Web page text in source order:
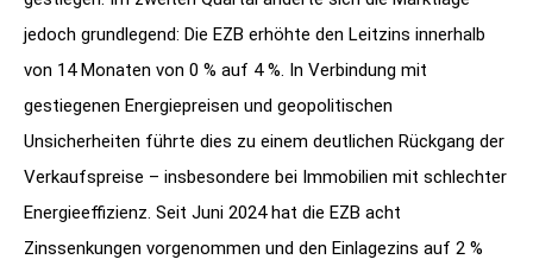
jedoch grundlegend: Die EZB erhöhte den Leitzins innerhalb
von 14 Monaten von 0 % auf 4 %. In Verbindung mit
gestiegenen Energiepreisen und geopolitischen
Unsicherheiten führte dies zu einem deutlichen Rückgang der
Verkaufspreise – insbesondere bei Immobilien mit schlechter
Energieeffizienz. Seit Juni 2024 hat die EZB acht
Zinssenkungen vorgenommen und den Einlagezins auf 2 %